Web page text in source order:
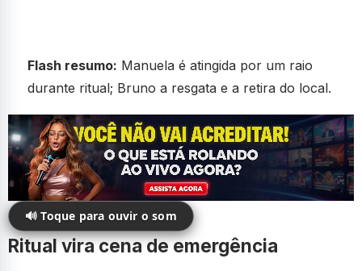
Flash resumo: Manuela é atingida por um raio
durante ritual; Bruno a resgata e a retira do local.
🔊 Toque para ouvir o som
Ritual vira cena de emergência